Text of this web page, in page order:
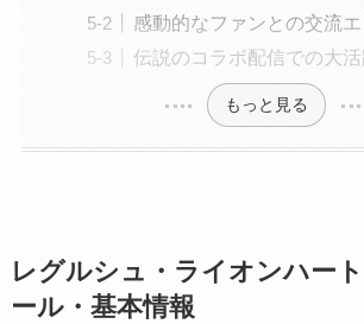
感動的なファンとの交流
伝説のコラボ配信での大
もっと見る
レグルシュ・ライオンハー
ール・基本情報